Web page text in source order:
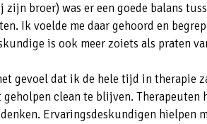
zijn broer) was er een goede balans
Ik voelde me daar gehoord en
is ook meer zoiets als praten
gevoel dat ik de hele tijd in therapie
geholpen clean te blijven. Therapeuten
Ervaringsdeskundigen hielpen